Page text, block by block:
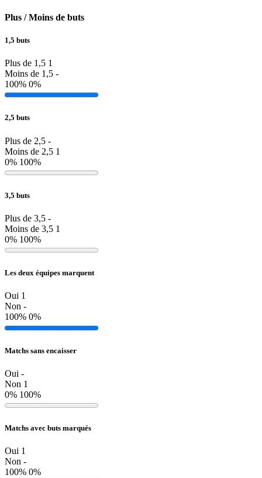
Plus / Moins de buts
1,5 buts
Plus de 1,5 1
Moins de 1,5 -
100% 0%
2,5 buts
Plus de 2,5 -
Moins de 2,5 1
0% 100%
3,5 buts
Plus de 3,5 -
Moins de 3,5 1
0% 100%
Les deux équipes marquent
Oui 1
Non -
100% 0%
Matchs sans encaisser
Oui -
Non 1
0% 100%
Matchs avec buts marqués
Oui 1
Non -
100% 0%